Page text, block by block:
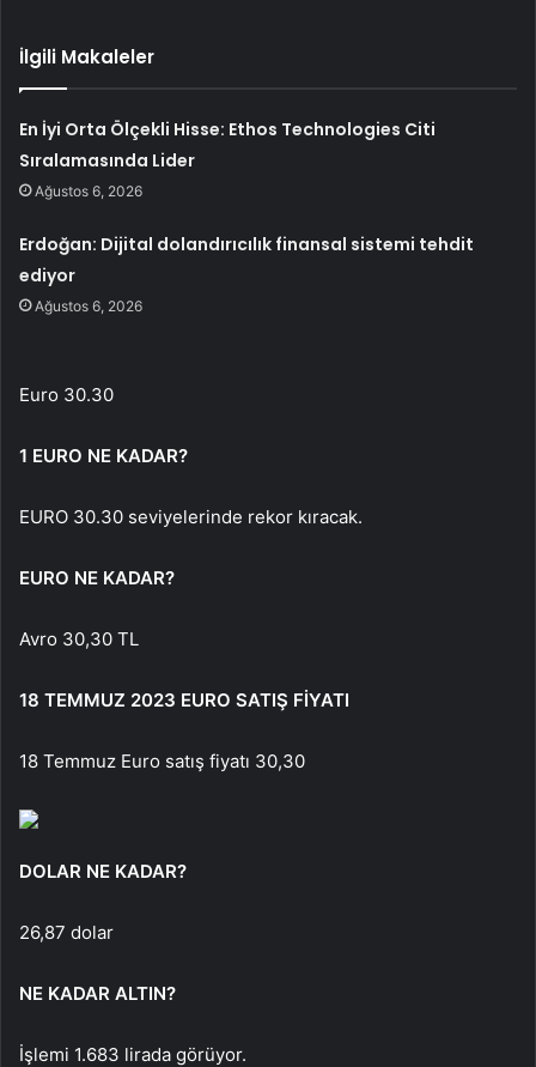
İlgili Makaleler
En İyi Orta Ölçekli Hisse: Ethos Technologies Citi
Sıralamasında Lider
Ağustos 6, 2026
Erdoğan: Dijital dolandırıcılık finansal sistemi tehdit
ediyor
Ağustos 6, 2026
Euro 30.30
1 EURO NE KADAR?
EURO 30.30 seviyelerinde rekor kıracak.
EURO NE KADAR?
Avro 30,30 TL
18 TEMMUZ 2023 EURO SATIŞ FİYATI
18 Temmuz Euro satış fiyatı 30,30
DOLAR NE KADAR?
26,87 dolar
NE KADAR ALTIN?
İşlemi 1.683 lirada görüyor.